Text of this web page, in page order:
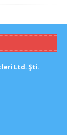
Ltd. Şti.